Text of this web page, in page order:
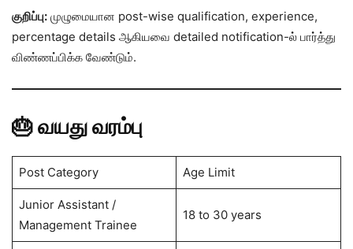
குறிப்பு: முழுமையான post-wise qualification, experience,
percentage details ஆகியவை detailed notification-ல் பார்த்து
விண்ணப்பிக்க வேண்டும்.
🎂 வயது வரம்பு
Post Category Age Limit
Junior Assistant /
Management Trainee
18 to 30 years